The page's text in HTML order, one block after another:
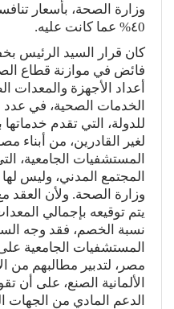
وزارة الصحة، بأسعار
٤0% عما كانت عليه.
كان قرار السيد الرئيس
فائض في موازنة قطاع
أعداد الأجهزة والمعدات
الخدمات الصحية، في عدد
للدولة، التي تقدم خدماتها
لغير القادرين، من
المستشفيات الجامعية،
المجتمع المدني، وليس
وزارة الصحة. ولأن العقد
يتم توقيعه بإجمالي
نسبة الخصم، فقد وجه
المستشفيات الجامعية
مصر، لتدبير مطالبهم من
الألمانية الصنع، على أن
الدعم المادي من الجهات